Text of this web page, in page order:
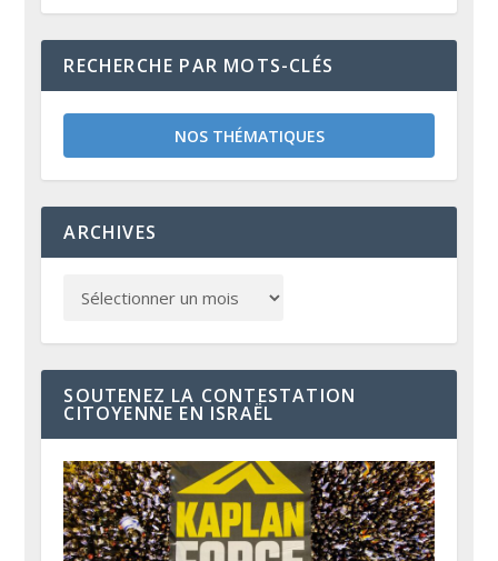
RECHERCHE PAR MOTS-CLÉS
NOS THÉMATIQUES
ARCHIVES
SOUTENEZ LA CONTESTATION
CITOYENNE EN ISRAËL